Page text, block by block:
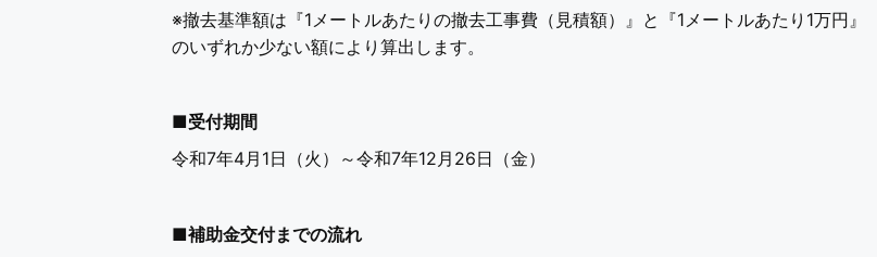
※撤去基準額は『1メートルあたりの撤去工事費（見積額）』と『1メートルあたり1万円』
のいずれか少ない額により算出します。
■受付期間
令和7年4月1日（火）～令和7年12月26日（金）
■補助金交付までの流れ